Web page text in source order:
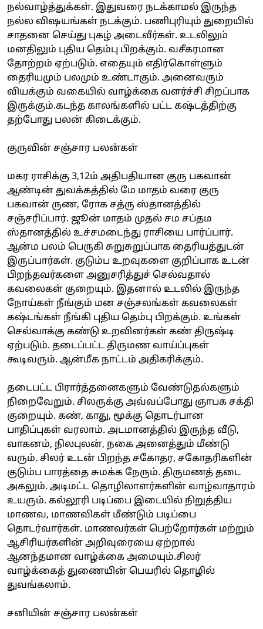
நல்வாழ்த்துக்கள். இதுவரை நடக்காமல் இருந்த
நல்ல விஷயங்கள் நடக்கும். பணிபுரியும் துறையில்
சாதனை செய்து புகழ் அடைவீர்கள். உடலிலும்
மனதிலும் புதிய தெம்பு பிறக்கும். வசீகரமான
தோற்றம் ஏற்படும். எதையும் எதிர்கொள்ளும்
தைரியமும் பலமும் உண்டாகும். அனைவரும்
வியக்கும் வகையில் வாழ்க்கை வளர்ச்சி சிறப்பாக
இருக்கும்.கடந்த காலங்களில் பட்ட கஷ்டத்திற்கு
தற்போது பலன் கிடைக்கும்.
குருவின் சஞ்சார பலன்கள்
மகர ராசிக்கு 3,12ம் அதிபதியான குரு பகவான்
ஆண்டின் துவக்கத்தில் மே மாதம் வரை குரு
பகவான் ருண, ரோக சத்ரு ஸ்தானத்தில்
சஞ்சரிப்பார். ஜூன் மாதம் முதல் சம சப்தம
ஸ்தானத்தில் உச்சமடைந்து ராசியை பார்ப்பார்.
ஆன்ம பலம் பெருகி சுறுசுறுப்பாக தைரியத்துடன்
இருப்பார்கள். குடும்ப உறவுகளை குறிப்பாக உடன்
பிறந்தவர்களை அனுசரித்துச் செல்வதால்
கவலைகள் குறையும். இதனால் உடலில் இருந்த
நோய்கள் நீங்கும் மன சஞ்சலங்கள் கவலைகள்
கஷ்டங்கள் நீங்கி புதிய தெம்பு பிறக்கும். உங்கள்
செல்வாக்கு கண்டு உறவினர்கள் கண் திருஷ்டி
ஏற்படும். தடைப்பட்ட திருமண வாய்ப்புகள்
கூடிவரும். ஆன்மீக நாட்டம் அதிகரிக்கும்.
தடைபட்ட பிரார்த்தனைகளும் வேண்டுதல்களும்
நிறைவேறும். சிலருக்கு அவ்வப்போது ஞாபக சக்தி
குறையும். கண், காது, மூக்கு தொடர்பான
பாதிப்புகள் வரலாம். அடமானத்தில் இருந்த வீடு,
வாகனம், நிலபுலன், நகை அனைத்தும் மீண்டு
வரும். சிலர் உடன் பிறந்த சகோதர, சகோதரிகளின்
குடும்ப பாரத்தை சுமக்க நேரும். திருமணத் தடை
அகலும். அடிமட்ட தொழிலாளர்களின் வாழ்வாதாரம்
உயரும். கல்லூரி படிப்பை இடையில் நிறுத்திய
மாணவ, மாணவிகள் மீண்டும் படிப்பை
தொடர்வார்கள். மாணவர்கள் பெற்றோர்கள் மற்றும்
ஆசிரியர்களின் அறிவுரையை ஏற்றால்
ஆனந்தமான வாழ்க்கை அமையும்.சிலர்
வாழ்க்கைத் துணையின் பெயரில் தொழில்
துவங்கலாம்.
சனியின் சஞ்சார பலன்கள்